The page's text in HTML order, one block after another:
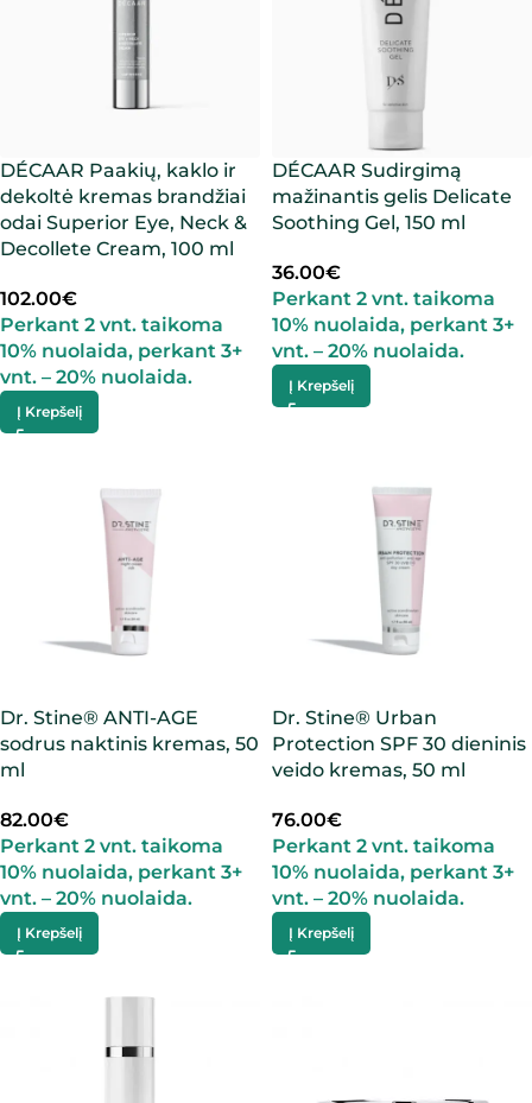
DÉCAAR Paakių, kaklo ir
dekoltė kremas brandžiai
odai Superior Eye, Neck &
Decollete Cream, 100 ml
102.00€
Perkant 2 vnt. taikoma
10% nuolaida, perkant 3+
vnt. – 20% nuolaida.
Į Krepšelį
DÉCAAR Sudirgimą
mažinantis gelis Delicate
Soothing Gel, 150 ml
36.00€
Perkant 2 vnt. taikoma
10% nuolaida, perkant 3+
vnt. – 20% nuolaida.
Į Krepšelį
Dr. Stine® ANTI-AGE
sodrus naktinis kremas, 50
ml
82.00€
Perkant 2 vnt. taikoma
10% nuolaida, perkant 3+
vnt. – 20% nuolaida.
Į Krepšelį
Dr. Stine® Urban
Protection SPF 30 dieninis
veido kremas, 50 ml
76.00€
Perkant 2 vnt. taikoma
10% nuolaida, perkant 3+
vnt. – 20% nuolaida.
Į Krepšelį